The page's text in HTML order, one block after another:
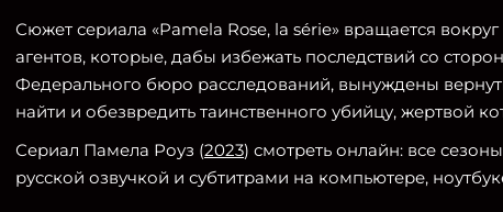
Сюжет сериала «Pamela Rose, la série» вращается
агентов, которые, дабы избежать последствий со
Федерального бюро расследований, вынуждены
найти и обезвредить таинственного убийцу, жертвой
Сериал Памела Роуз (2023) смотреть онлайн: все
русской озвучкой и субтитрами на компьютере,